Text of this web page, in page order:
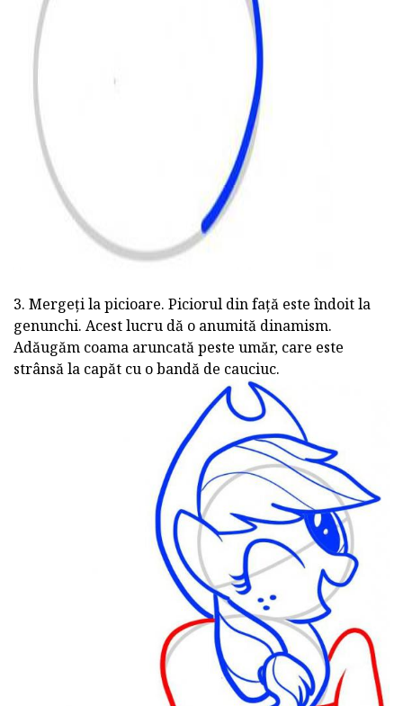
3. Mergeți la picioare. Piciorul din față este îndoit la
genunchi. Acest lucru dă o anumită dinamism.
Adăugăm coama aruncată peste umăr, care este
strânsă la capăt cu o bandă de cauciuc.